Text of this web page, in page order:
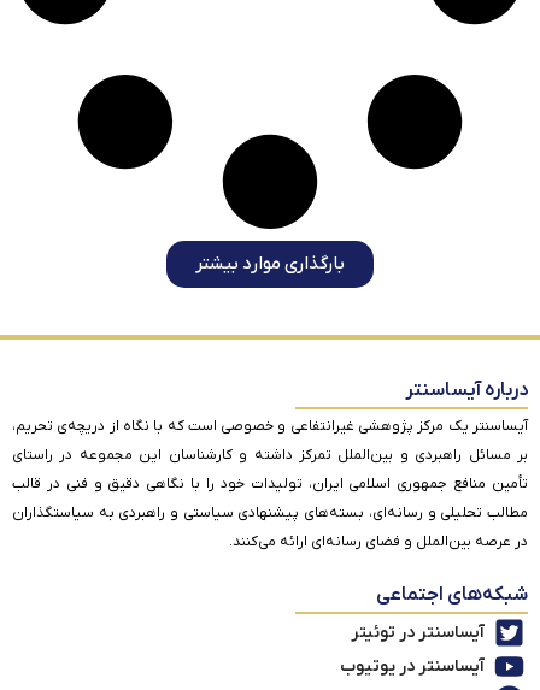
بارگذاری موارد بیشتر
درباره آیساسنتر
آیساسنتر یک مرکز پژوهشی غیرانتفاعی و خصوصی است که با نگاه از دریچه‌ی تحریم،
بر مسائل راهبردی و بین‌الملل تمرکز داشته و کارشناسان این مجموعه در راستای
تأمین منافع جمهوری اسلامی ایران، تولیدات خود را با نگاهی دقیق و فنی در قالب
مطالب تحلیلی و رسانه‌ای، بسته‌های پیشنهادی سیاستی و راهبردی به سیاستگذاران
در عرصه بین‌الملل و فضای رسانه‌ای ارائه می‌کنند.
شبکه‌های اجتماعی
آیساسنتر در توئیتر
آیساسنتر در یوتیوب